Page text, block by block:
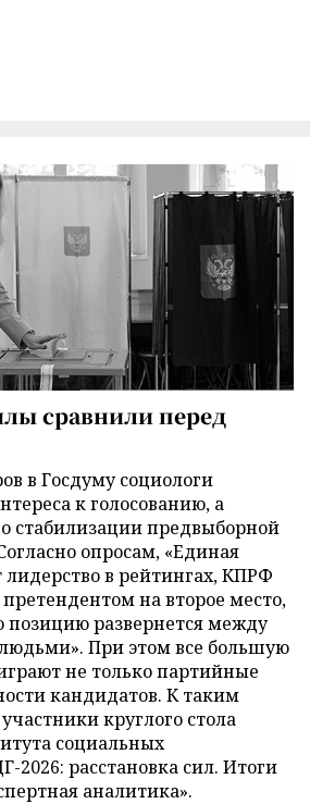
сравнили перед
в Госдуму социологи
к голосованию, а
стабилизации предвыборной
опросам, «Единая
лидерство в рейтингах, КПРФ
на второе место,
позицию развернется между
При этом все большую
не только партийные
кандидатов. К таким
круглого стола
социальных
2026: расстановка сил. Итоги
аналитика».